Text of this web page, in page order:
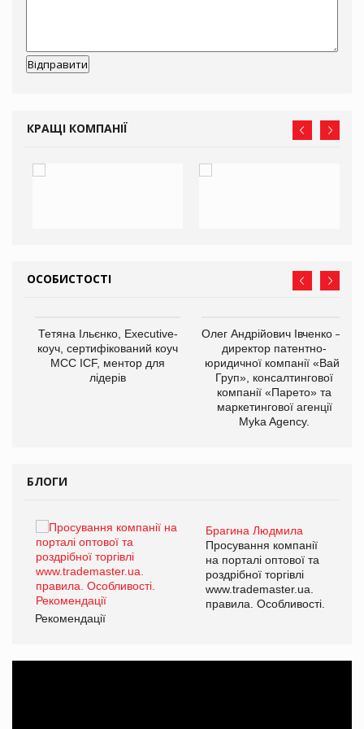
КРАЩІ КОМПАНІЇ
ОСОБИСТОСТІ
Тетяна Ільєнко, Executive-
коуч, сертифікований коуч
МСС ICF, ментор для
лідерів
Олег Андрійович Івченко —
директор патентно-
юридичної компанії «Вайз
Груп», консалтингової
компанії «Парето» та
маркетингової агенції
Myka Agency.
БЛОГИ
Брагина Людмила
Просування компанії
на порталі оптової та
роздрібної торгівлі
www.trademaster.ua.
правила. Особливості.
Рекомендації